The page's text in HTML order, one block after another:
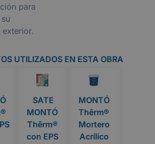
para
UTILIZADOS EN ESTA OBRA
SATE
MONTÓ
Thêrm®
con EPS
MONTÓ
Thêrm®
Mortero
Acrílico